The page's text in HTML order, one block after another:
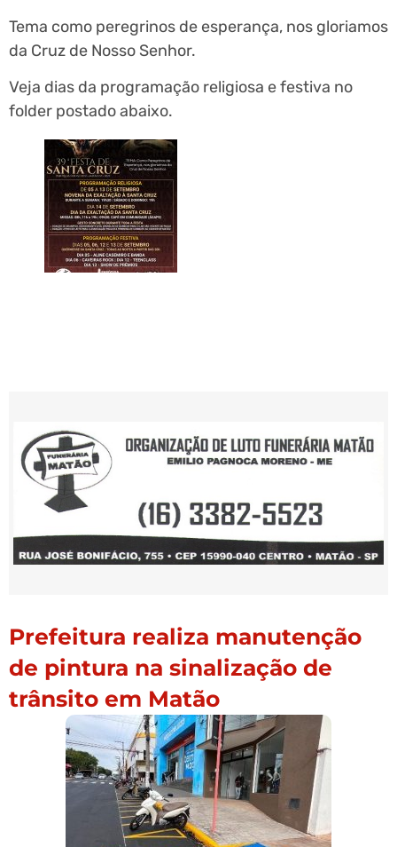
Tema como peregrinos de esperança, nos gloriamos
da Cruz de Nosso Senhor.
Veja dias da programação religiosa e festiva no
folder postado abaixo.
Prefeitura realiza manutenção
de pintura na sinalização de
trânsito em Matão